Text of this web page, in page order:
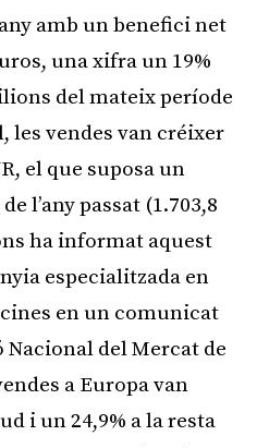
amb un benefici net
una xifra un 19%
del mateix període
les vendes van créixer
el que suposa un
l’any passat (1.703,8
ha informat aquest
especialitzada en
en un comunicat
Nacional del Mercat de
a Europa van
i un 24,9% a la resta